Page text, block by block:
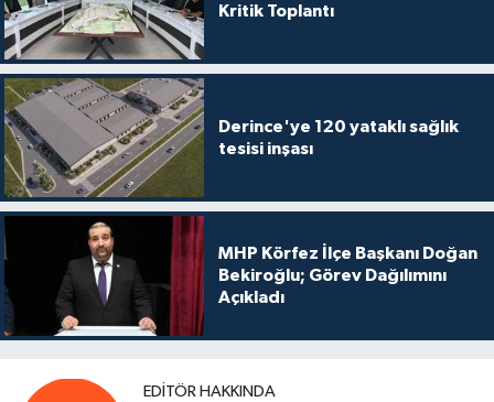
Kritik Toplantı
Derince'ye 120 yataklı sağlık
tesisi inşası
MHP Körfez İlçe Başkanı Doğan
Bekiroğlu; Görev Dağılımını
Açıkladı
EDITÖR HAKKINDA